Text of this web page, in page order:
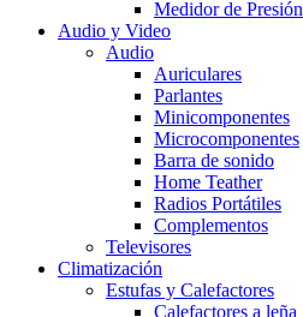
Medidor de Presión
Audio y Video
Audio
Auriculares
Parlantes
Minicomponentes
Microcomponentes
Barra de sonido
Home Teather
Radios Portátiles
Complementos
Televisores
Climatización
Estufas y Calefactores
Calefactores a leña